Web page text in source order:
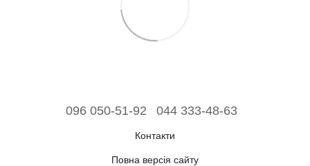
096 050-51-92 044 333-48-63
Контакти
Повна версія сайту